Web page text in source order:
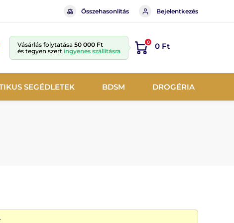
Összehasonlítás Bejelentkezés
Vásárlás folytatása 50 000 Ft
és tegyen szert ingyenes szállításra
0 0 Ft
SEGÉDLETEK BDSM DROGÉRIA